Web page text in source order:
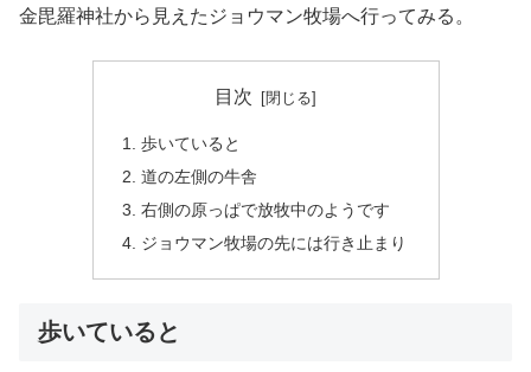
金毘羅神社から見えたジョウマン牧場へ行ってみる。
目次
歩いていると
道の左側の牛舎
右側の原っぱで放牧中のようです
ジョウマン牧場の先には行き止まり
歩いていると